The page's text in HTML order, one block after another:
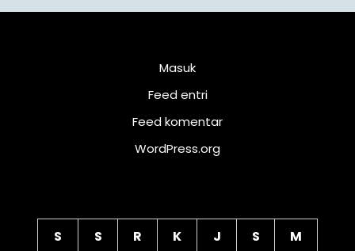
Masuk
Feed entri
Feed komentar
WordPress.org
S S R K J S
M